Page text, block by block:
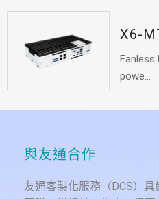
X6-
Fanless
powe...
與友通合作
友通客製化服務（DCS）